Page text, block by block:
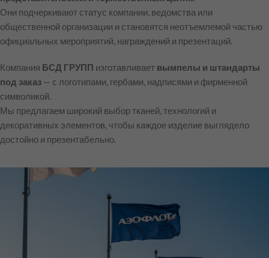
Они подчеркивают статус компании, ведомства или
общественной организации и становятся неотъемлемой частью
официальных мероприятий, награждений и презентаций.
Компания БСД ГРУПП изготавливает вымпелы и штандарты
под заказ — с логотипами, гербами, надписями и фирменной
символикой.
Мы предлагаем широкий выбор тканей, технологий и
декоративных элементов, чтобы каждое изделие выглядело
достойно и презентабельно.